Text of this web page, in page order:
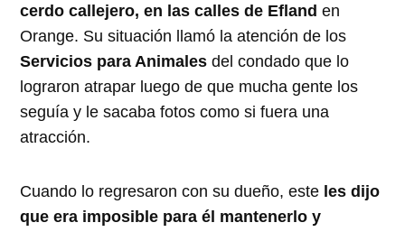
cerdo callejero, en las calles de Efland en
Orange. Su situación llamó la atención de los
Servicios para Animales del condado que lo
lograron atrapar luego de que mucha gente los
seguía y le sacaba fotos como si fuera una
atracción.
Cuando lo regresaron con su dueño, este les dijo
que era imposible para él mantenerlo y